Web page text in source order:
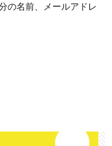
の名前、メールアドレ